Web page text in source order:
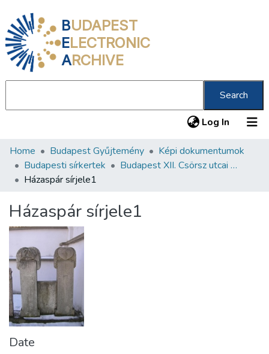
BUDAPEST
ELECTRONIC
ARCHIVE
Search
Log In (current)
Communities & Collections
All of DSpace
About us
Home Budapest Gyűjtemény
Képi dokumentumok
Budapesti sírkertek
Budapest XII. Csörsz utcai Orthodox Zsidó Temető
Házaspár sírjele1
Házaspár sírjele1
Date